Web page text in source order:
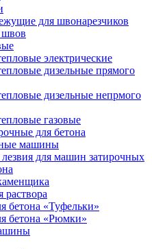
для швонарезчиков
швов
электрические
дизельные прямого
дизельные непрмого
газовые
для бетона
машины
для машин затирочных
раствора
бетона «Туфельки»
бетона «Рюмки»